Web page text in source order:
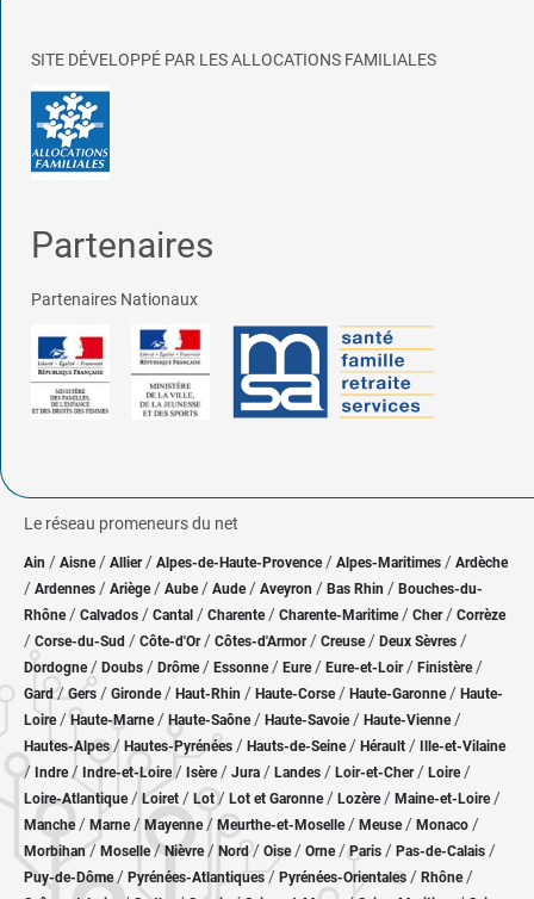
SITE DÉVELOPPÉ PAR LES ALLOCATIONS FAMILIALES
Partenaires
Partenaires Nationaux
Le réseau promeneurs du net
Ain / Aisne/ Allier/ Alpes-de-Haute-Provence / Alpes-Maritimes / Ardèche
/ Ardennes / Ariège/ Aube/ Aude / Aveyron / Bas Rhin / Bouches-du-
Rhône/ Calvados / Cantal / Charente / Charente-Maritime/ Cher / Corrèze
/ Corse-du-Sud / Côte-d'Or / Côtes-d'Armor/ Creuse/ Deux Sèvres /
Dordogne/ Doubs / Drôme/ Essonne / Eure/ Eure-et-Loir / Finistère/
Gard/ Gers / Gironde/ Haut-Rhin / Haute-Corse/ Haute-Garonne/ Haute-
Loire/Haute-Marne/ Haute-Saône/ Haute-Savoie/ Haute-Vienne/
Hautes-Alpes/ Hautes-Pyrénées / Hauts-de-Seine/ Hérault / Ille-et-Vilaine
/ Indre/ Indre-et-Loire/ Isère/ Jura / Landes / Loir-et-Cher/ Loire/
Loire-Atlantique/ Loiret / Lot/ Lot et Garonne/ Lozère / Maine-et-Loire/
Manche/ Marne/ Mayenne/ Meurthe-et-Moselle/ Meuse/ Monaco /
Morbihan/ Moselle/ Nièvre / Nord/ Oise / Orne/Paris / Pas-de-Calais /
Puy-de-Dôme/ Pyrénées-Atlantiques / Pyrénées-Orientales / Rhône/